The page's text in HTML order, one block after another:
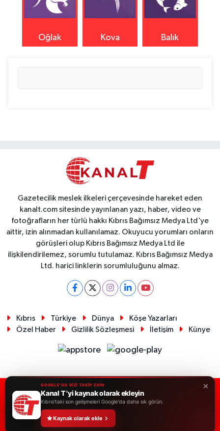
Oğlak Kova Balık
Gazetecilik meslek ilkeleri çerçevesinde hareket eden
kanalt.com sitesinde yayınlanan yazı, haber, video ve
fotoğrafların her türlü hakkı Kıbrıs Bağımsız Medya Ltd'ye
aittir, izin alınmadan kullanılamaz. Okuyucu yorumları onların
görüşleri olup Kıbrıs Bağımsız Medya Ltd ile
ilişkilendirilemez, sorumlu tutulamaz. Kıbrıs Bağımsız Medya
Ltd. harici linklerin sorumluluğunu almaz.
Kıbrıs Türkiye Dünya
Köşe Yazarları
Özel Haber
Gizlilik Sözleşmesi İletişim Künye
RSS Copyright © 2026. Her hakkı saklıdır.
Haber Yazılımı:
×
GOOGLE'DA BİZİ TAKİP EDİN
Kanal T 'yi kaynak olarak ekleyin
Kıbrıs'taki son gelişmeleri Google'da daha sık görün.
Kaynak olarak ekle